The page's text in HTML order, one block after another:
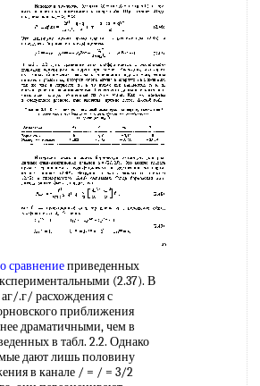
сравнениеприведенных
(2.37). В
.г/ расхождения с
приближения
драматичными, чем в
в табл. 2.2. Однако
дают лишь половину
в канале / = / = 3/2